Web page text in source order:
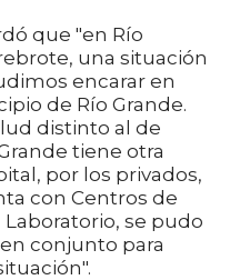
que "en Río
una situación
encarar en
de Río Grande.
distinto al de
tiene otra
por los privados,
con Centros de
se pudo
conjunto para